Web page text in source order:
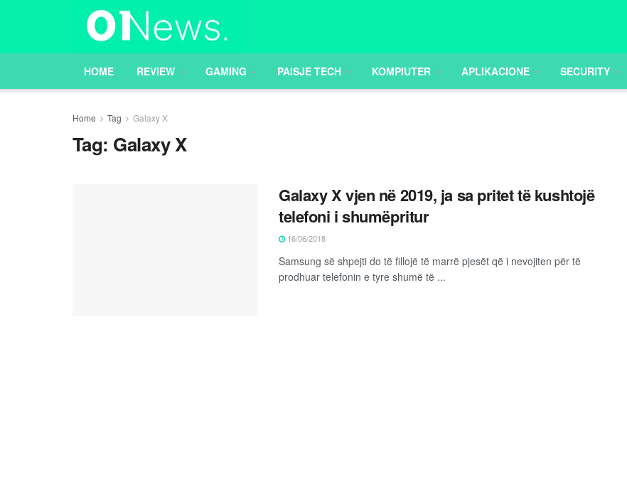
HOME REVIEW GAMING PAISJE TECH KOMPIUTER APLIKACIONE SECURITY
Home Tag Galaxy X
Tag: Galaxy X
Galaxy X vjen në 2019, ja sa pritet të kushtojë
telefoni i shumëpritur
16/06/2018
Samsung së shpejti do të fillojë të marrë pjesët që i nevojiten për të
prodhuar telefonin e tyre shumë të ...